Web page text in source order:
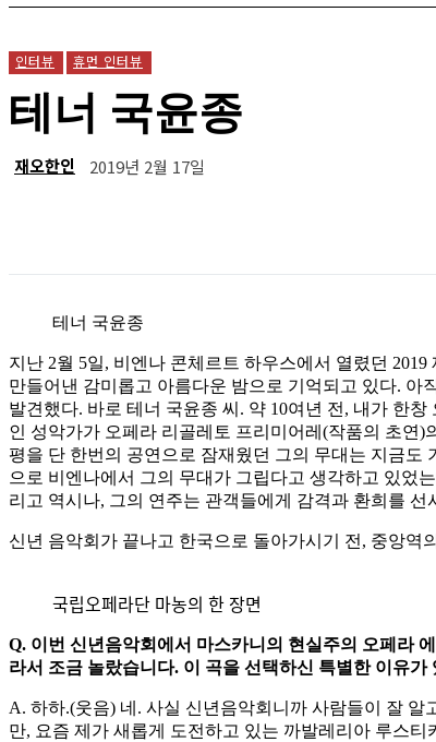
인터뷰 휴먼 인터뷰
테너 국윤종
재오한인 2019년 2월 17일
테너 국윤종
지난 2월 5일, 비엔나 콘체르트 하우스에서 열렸던
만들어낸 감미롭고 아름다운 밤으로 기억되고 있다. 아
발견했다. 바로 테너 국윤종 씨. 약 10여년 전, 내가 한
인 성악가가 오페라 리골레토 프리미어레(작품의 초연)
평을 단 한번의 공연으로 잠재웠던 그의 무대는 지금도
으로 비엔나에서 그의 무대가 그립다고 생각하고 있었
리고 역시나, 그의 연주는 관객들에게 감격과 환희를 선
신년 음악회가 끝나고 한국으로 돌아가시기 전, 중앙역
국립오페라단 마농의 한 장면
Q. 이번 신년음악회에서 마스카니의 현실주의 오페라
라서 조금 놀랐습니다. 이 곡을 선택하신 특별한 이유가
A. 하하.(웃음) 네. 사실 신년음악회니까 사람들이 잘
만, 요즘 제가 새롭게 도전하고 있는 까발레리아 루스